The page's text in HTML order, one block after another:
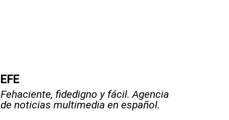
EFE
Fehaciente, fidedigno y fácil. Agencia
de noticias multimedia en español.